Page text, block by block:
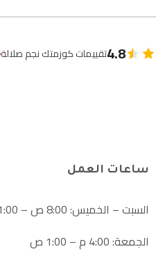
4.8تقييمات كوزمتك نجم صلالة
ساعات العمل
السبت – الخميس: 8:00 ص – 1:00 ص
الجمعة: 4:00 م – 1:00 ص